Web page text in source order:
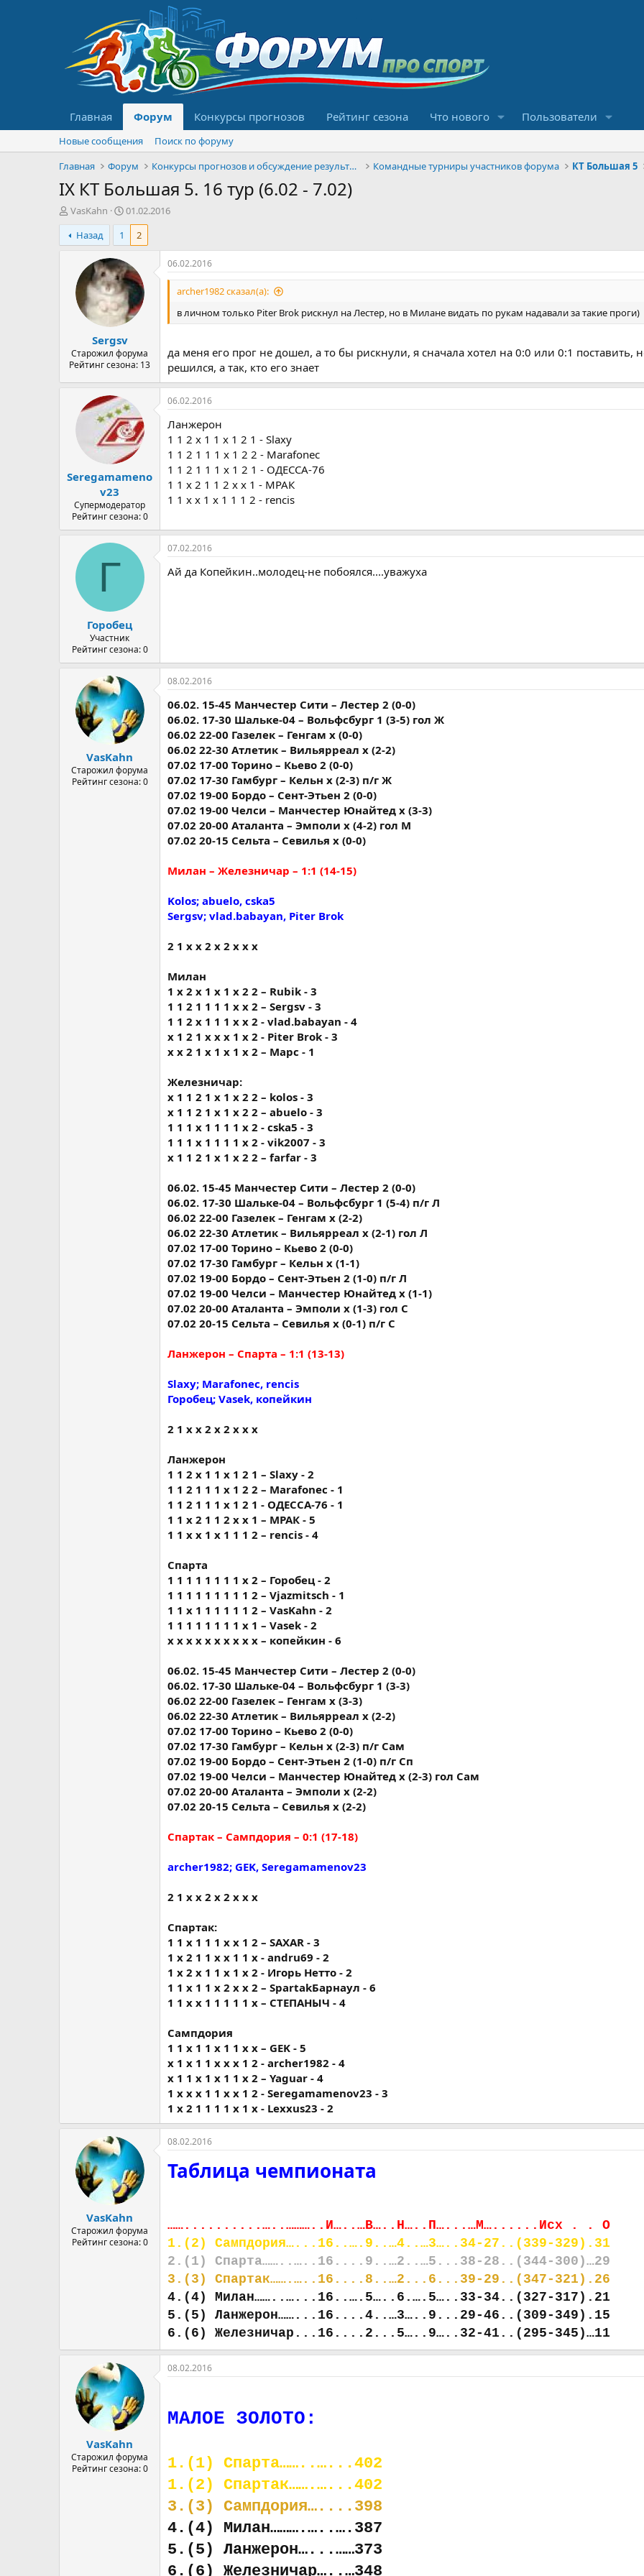
Главная Форум Конкурсы прогнозов Рейтинг сезона Что нового Пользователи
Новые сообщения
Поиск по форуму
Главная
Форум Конкурсы прогнозов и обсуждение результатов Командные турниры участников форума КТ Большая 5
IX КТ Большая 5. 16 тур (6.02 - 7.02)
А
в
т
о
м
VasKahn
Д
а
а
н
а
ч
а
л
а
01.02.2016
Назад
1 2
Sergsv
Старожил форума
Рейтинг сезона: 13
06.02.2016
archer1982 сказал(а):
в личном только Piter Brok рискнул на Лестер, но в Милане видать по рукам надавали за такие проги)
да меня его прог не дошел, а то бы рискнули, я сначала хотел на 0:0 или 0:1 поставить,
решился, а так, кто его знает
Seregamameno
v23
Супермодератор
Рейтинг сезона: 0
06.02.2016
Ланжерон
1 1 2 х 1 1 х 1 2 1 - Slaxy
1 1 2 1 1 1 х 1 2 2 - Marafonec
1 1 2 1 1 1 х 1 2 1 - ОДЕССА-76
1 1 х 2 1 1 2 х х 1 - МРАК
1 1 x x 1 x 1 1 1 2 - rencis
Г
Горобец
Участник
Рейтинг сезона: 0
07.02.2016
Ай да Копейкин..молодец-не побоялся....уважуха
VasKahn
Старожил форума
Рейтинг сезона: 0
08.02.2016
06.02. 15-45 Манчестер Сити – Лестер 2 (0-0)
06.02. 17-30 Шальке-04 – Вольфсбург 1 (3-5) гол Ж
06.02 22-00 Газелек – Генгам х (0-0)
06.02 22-30 Атлетик – Вильярреал х (2-2)
07.02 17-00 Торино – Кьево 2 (0-0)
07.02 17-30 Гамбург – Кельн х (2-3) п/г Ж
07.02 19-00 Бордо – Сент-Этьен 2 (0-0)
07.02 19-00 Челси – Манчестер Юнайтед х (3-3)
07.02 20-00 Аталанта – Эмполи х (4-2) гол М
07.02 20-15 Сельта – Севилья х (0-0)
Милан – Железничар – 1:1 (14-15)
Kolos; abuelo, cska5
Sergsv; vlad.babayan, Piter Brok
2 1 х х 2 х 2 х х х
Милан
1 х 2 х 1 х 1 х 2 2 – Rubik - 3
1 1 2 1 1 1 1 х х 2 – Sergsv - 3
1 1 2 х 1 1 1 х х 2 - vlad.babayan - 4
х 1 2 1 х х х 1 х 2 - Piter Brok - 3
х х 2 1 х 1 х 1 х 2 – Марс - 1
Железничар:
x 1 1 2 1 x 1 x 2 2 – kolos - 3
x 1 1 2 1 x 1 x 2 2 – abuelo - 3
1 1 1 x 1 1 1 1 x 2 - cska5 - 3
1 1 1 x 1 1 1 1 x 2 - vik2007 - 3
x 1 1 2 1 x 1 x 2 2 – farfar - 3
06.02. 15-45 Манчестер Сити – Лестер 2 (0-0)
06.02. 17-30 Шальке-04 – Вольфсбург 1 (5-4) п/г Л
06.02 22-00 Газелек – Генгам х (2-2)
06.02 22-30 Атлетик – Вильярреал х (2-1) гол Л
07.02 17-00 Торино – Кьево 2 (0-0)
07.02 17-30 Гамбург – Кельн х (1-1)
07.02 19-00 Бордо – Сент-Этьен 2 (1-0) п/г Л
07.02 19-00 Челси – Манчестер Юнайтед х (1-1)
07.02 20-00 Аталанта – Эмполи х (1-3) гол С
07.02 20-15 Сельта – Севилья х (0-1) п/г С
Ланжерон – Спарта – 1:1 (13-13)
Slaxy; Marafonec, rencis
Горобец; Vasek, копейкин
2 1 х х 2 х 2 х х х
Ланжерон
1 1 2 х 1 1 х 1 2 1 – Slaxy - 2
1 1 2 1 1 1 х 1 2 2 – Marafonec - 1
1 1 2 1 1 1 х 1 2 1 - ОДЕССА-76 - 1
1 1 х 2 1 1 2 х х 1 – МРАК - 5
1 1 x x 1 x 1 1 1 2 – rencis - 4
Спарта
1 1 1 1 1 1 1 1 х 2 – Горобец - 2
1 1 1 1 1 1 1 1 1 2 – Vjazmitsch - 1
1 1 х 1 1 1 1 1 1 2 – VasKahn - 2
1 1 1 1 1 1 1 1 x 1 – Vasek - 2
х х х х х х х х х х – копейкин - 6
06.02. 15-45 Манчестер Сити – Лестер 2 (0-0)
06.02. 17-30 Шальке-04 – Вольфсбург 1 (3-3)
06.02 22-00 Газелек – Генгам х (3-3)
06.02 22-30 Атлетик – Вильярреал х (2-2)
07.02 17-00 Торино – Кьево 2 (0-0)
07.02 17-30 Гамбург – Кельн х (2-3) п/г Сам
07.02 19-00 Бордо – Сент-Этьен 2 (1-0) п/г Сп
07.02 19-00 Челси – Манчестер Юнайтед х (2-3) гол Сам
07.02 20-00 Аталанта – Эмполи х (2-2)
07.02 20-15 Сельта – Севилья х (2-2)
Спартак – Сампдория – 0:1 (17-18)
archer1982; GEK, Seregamamenov23
2 1 х х 2 х 2 х х х
Спартак:
1 1 х 1 1 1 х х 1 2 – SAXAR - 3
1 х 2 1 1 х х 1 1 х - andru69 - 2
1 х 2 х 1 1 х 1 х 2 - Игорь Нетто - 2
1 1 х 1 1 х 2 х х 2 – SpartakБарнаул - 6
1 1 х х 1 1 1 1 1 х – СТЕПАНЫЧ - 4
Сампдория
1 1 х 1 1 х 1 1 х х – GEK - 5
х 1 х 1 1 х х х 1 2 - archer1982 - 4
х 1 1 х 1 х 1 1 х 2 – Yaguar - 4
1 х х х 1 1 х х 1 2 - Seregamamenov23 - 3
1 х 2 1 1 1 1 х 1 х - Lexxus23 - 2
VasKahn
Старожил форума
Рейтинг сезона: 0
08.02.2016
Таблица чемпионата
……..........…..………..И…..…В…..Н…..П…...…М…......Исх . . О
1.(2) Сампдория…...16..….9..…4..…3…..34-27..(339-329).31
2.(1) Спарта……..…..16....9..…2..…5...38-28..(344-300)…29
3.(3) Спартак…….…..16....8..…2...6...39-29..(347-321).26
4.(4) Милан……..…...16..….5…..6.….5…..33-34..(327-317).21
5.(5) Ланжерон……...16....4..…3…..9...29-46..(309-349).15
6.(6) Железничар...16....2...5…..9…..32-41..(295-345)…11
VasKahn
Старожил форума
Рейтинг сезона: 0
08.02.2016
МАЛОЕ ЗОЛОТО:
1.(1) Спарта……..…...402
1.(2) Спартак…….…...402
3.(3) Сампдория…....398
4.(4) Милан……….…..….387
5.(5) Ланжерон…...……373
6.(6) Железничар…..…348